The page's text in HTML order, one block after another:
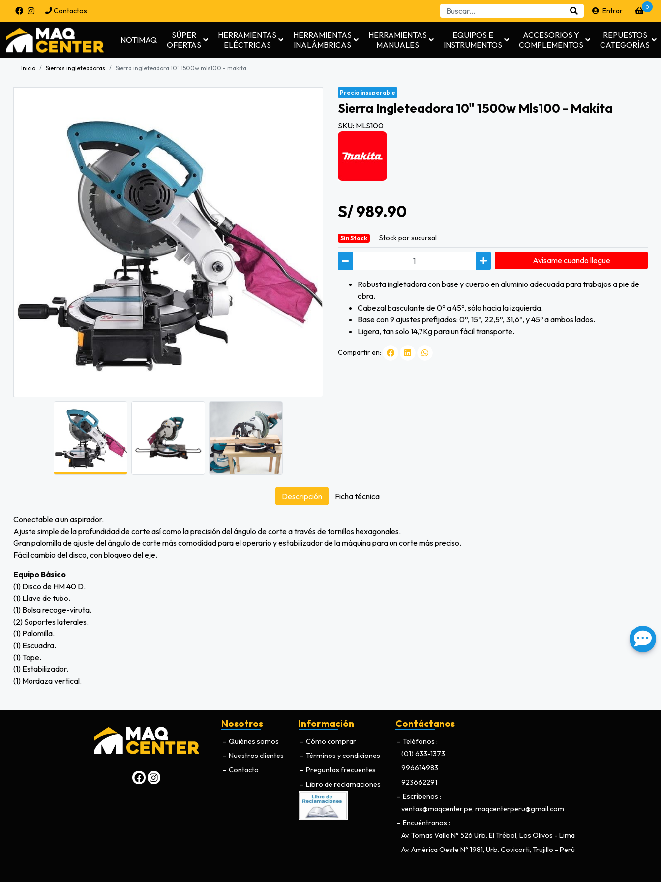
Contactos Entrar 0
NOTIMAQ
SÚPER
OFERTAS
HERRAMIENTAS
ELÉCTRICAS
HERRAMIENTAS
INALÁMBRICAS
HERRAMIENTAS
MANUALES
EQUIPOS E
INSTRUMENTOS
ACCESORIOS Y
COMPLEMENTOS
REPUESTOS
CATEGORÍAS
Inicio Sierras ingleteadoras Sierra ingleteadora 10" 1500w mls100 - makita
Precio insuperable
Sierra Ingleteadora 10" 1500w Mls100 - Makita
SKU: MLS100
S/ 989.90
Sin Stock Stock por sucursal
Avísame cuando llegue
Robusta ingletadora con base y cuerpo en aluminio adecuada para trabajos a pie de
obra.
Cabezal basculante de 0º a 45º, sólo hacia la izquierda.
Base con 9 ajustes prefijados: 0º, 15º, 22,5º, 31,6º, y 45º a ambos lados.
Ligera, tan solo 14,7Kg para un fácil transporte.
Compartir en:
Conectable a un aspirador.
Ajuste simple de la profundidad de corte así como la precisión del ángulo de corte a través de tornillos hexagonales.
Gran palomilla de ajuste del ángulo de corte más comodidad para el operario y estabilizador de la máquina para un corte más preciso.
Fácil cambio del disco, con bloqueo del eje.
Equipo Básico
(1) Disco de HM 40 D.
(1) Llave de tubo.
(1) Bolsa recoge-viruta.
(2) Soportes laterales.
(1) Palomilla.
(1) Escuadra.
(1) Tope.
(1) Estabilizador.
(1) Mordaza vertical.
Descripción Ficha técnica
Nosotros
Quiénes somos
Nuestros clientes
Contacto
Información
Cómo comprar
Términos y condiciones
Preguntas frecuentes
Libro de reclamaciones
Contáctanos
Teléfonos
(01) 633-1373
996614983
923662291
Escríbenos
ventas@maqcenter.pe, maqcenterperu@gmail.com
Encuéntranos
Av. Tomas Valle N° 526 Urb. El Trébol, Los Olivos - Lima
Av. América Oeste N° 1981, Urb. Covicorti, Trujillo - Perú